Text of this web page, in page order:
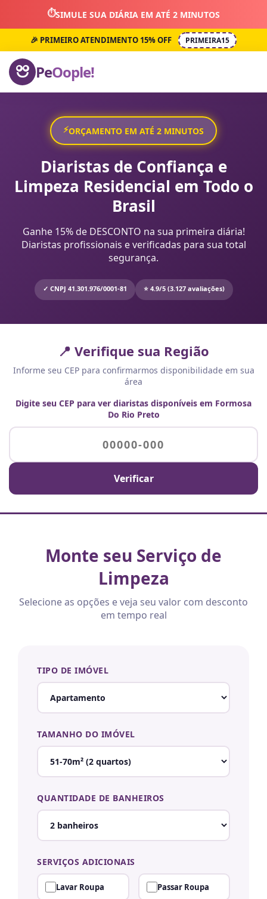
⏱️SIMULE SUA DIÁRIA EM ATÉ 2 MINUTOS
🎉 PRIMEIRO ATENDIMENTO 15% OFF PRIMEIRA15
PeOople!
⚡ORÇAMENTO EM ATÉ 2 MINUTOS
Diaristas de Confiança e
Limpeza Residencial em Todo o
Brasil
Ganhe 15% de DESCONTO na sua primeira diária!
Diaristas profissionais e verificadas para sua total
segurança.
✓ CNPJ 41.301.976/0001-81 ⭐ 4.9/5 (3.127 avaliações)
📍 Verifique sua Região
Informe seu CEP para confirmarmos disponibilidade em sua
área
Digite seu CEP para ver diaristas disponíveis em Formosa
Do Rio Preto
Verificar
Monte seu Serviço de
Limpeza
Selecione as opções e veja seu valor com desconto
em tempo real
TIPO DE IMÓVEL
TAMANHO DO IMÓVEL
QUANTIDADE DE BANHEIROS
SERVIÇOS ADICIONAIS
Lavar Roupa Passar Roupa